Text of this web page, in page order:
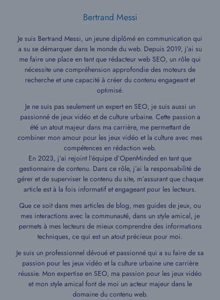
Bertrand Messi
Je suis Bertrand Messi, un jeune diplômé en communication qui
a su se démarquer dans le monde du web. Depuis 2019, j’ai su
me faire une place en tant que rédacteur web SEO, un rôle qui
nécessite une compréhension approfondie des moteurs de
recherche et une capacité à créer du contenu engageant et
optimisé.
Je ne suis pas seulement un expert en SEO, je suis aussi un
passionné de jeux vidéo et de culture urbaine. Cette passion a
été un atout majeur dans ma carrière, me permettant de
combiner mon amour pour les jeux vidéo et la culture avec mes
compétences en rédaction web.
En 2023, j’ai rejoint l’équipe d’OpenMinded en tant que
gestionnaire de contenu. Dans ce rôle, j’ai la responsabilité de
gérer et de superviser le contenu du site, m’assurant que chaque
article est à la fois informatif et engageant pour les lecteurs.
Que ce soit dans mes articles de blog, mes guides de jeux, ou
mes interactions avec la communauté, dans un style amical, je
permets à mes lecteurs de mieux comprendre des informations
techniques, ce qui est un atout précieux pour moi.
Je suis un professionnel dévoué et passionné qui a su faire de sa
passion pour les jeux vidéo et la culture urbaine une carrière
réussie. Mon expertise en SEO, ma passion pour les jeux vidéo
et mon style amical font de moi un acteur majeur dans le
domaine du contenu web.